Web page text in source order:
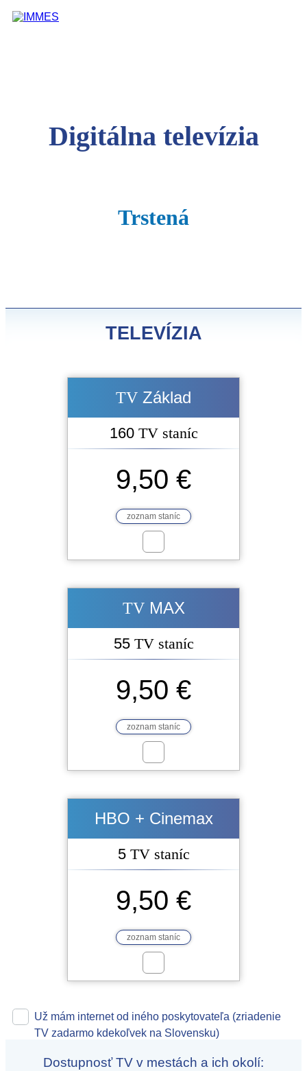
Digitálna televízia
Trstená
TELEVÍZIA
TV Základ
160 TV staníc
9,50 €
zoznam staníc
TVMAX
55 TV staníc
9,50 €
zoznam staníc
HBO + Cinemax
5 TV staníc
9,50 €
zoznam staníc
Už mám internet od iného poskytovateľa (zriadenie
TV zadarmo kdekoľvek na Slovensku)
Dostupnosť TV v mestách a ich okolí: